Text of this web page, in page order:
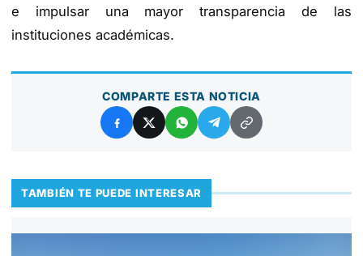
e impulsar una mayor transparencia de las
instituciones académicas.
COMPARTE ESTA NOTICIA
TAMBIÉN TE PUEDE INTERESAR